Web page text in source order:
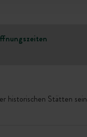
historischen Stätten sein